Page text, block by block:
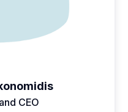
CEO